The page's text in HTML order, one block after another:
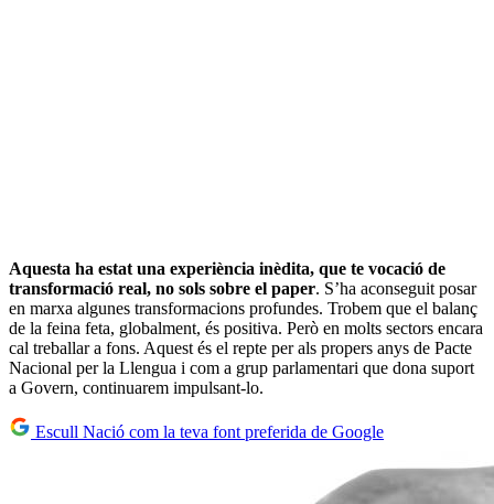
Aquesta ha estat una experiència inèdita, que te vocació de
transformació real, no sols sobre el paper. S’ha aconseguit posar
en marxa algunes transformacions profundes. Trobem que el balanç
de la feina feta, globalment, és positiva. Però en molts sectors encara
cal treballar a fons. Aquest és el repte per als propers anys de Pacte
Nacional per la Llengua i com a grup parlamentari que dona suport
a Govern, continuarem impulsant-lo.
Escull Nació com la teva font preferida de Google